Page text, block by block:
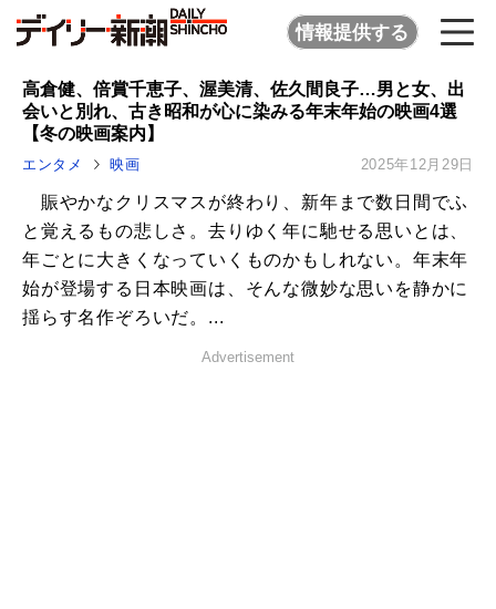
情報提供する
高倉健、倍賞千恵子、渥美清、佐久間良子…男と女、出
会いと別れ、古き昭和が心に染みる年末年始の映画4選
【冬の映画案内】
エンタメ 映画 2025年12月29日
賑やかなクリスマスが終わり、新年まで数日間でふ
と覚えるもの悲しさ。去りゆく年に馳せる思いとは、
年ごとに大きくなっていくものかもしれない。年末年
始が登場する日本映画は、そんな微妙な思いを静かに
揺らす名作ぞろいだ。...
Advertisement